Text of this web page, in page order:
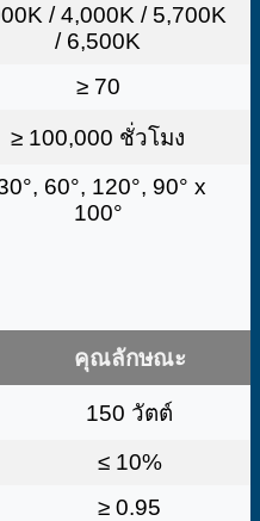
/ 4,000K / 5,700K
/ 6,500K
≥ 70
≥ 100,000 ชั่วโมง
60°, 120°, 90° x
100°
คุณลักษณะ
150 วัตต์
≤ 10%
≥ 0.95